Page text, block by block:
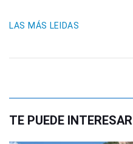
LAS MÁS LEIDAS
TE PUEDE INTERESAR